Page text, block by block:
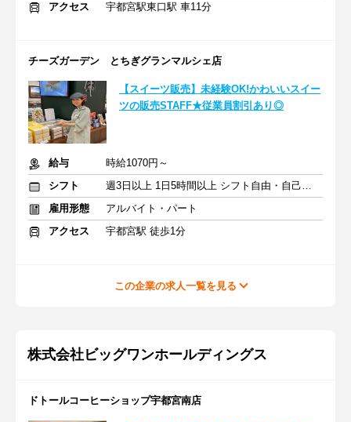
アクセス
宇都宮駅東口駅 車11分
チーズガーデン とちぎグランマルシェ店
【スイーツ販売】未経験OK!かわいいスイー
ツの販売STAFF★従業員割引あり◎
給与
時給1070円～
シフト
週3日以上 1日5時間以上 シフト自由・自己申告
雇用形態
アルバイト・パート
アクセス
宇都宮駅 徒歩1分
この企業の求人一覧を見る
株式会社ビッグワンホールディングス
ドトールコーヒーショップ宇都宮南店